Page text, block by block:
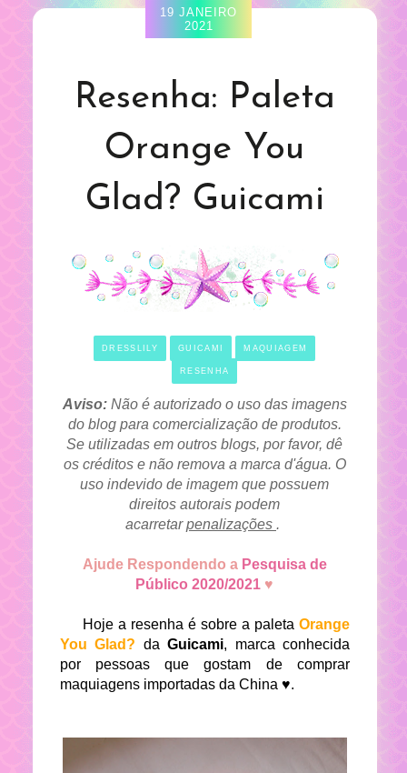
19 JANEIRO
2021
Resenha: Paleta
Orange You
Glad? Guicami
DRESSLILY GUICAMI MAQUIAGEM
RESENHA
Aviso: Não é autorizado o uso das imagens
do blog para comercialização de produtos.
Se utilizadas em outros blogs, por favor, dê
os créditos e não remova a marca d'água. O
uso indevido de imagem que possuem
direitos autorais podem
acarretarpenalizações .
Ajude Respondendo aPesquisa de
Público 2020/2021 ♥
Hoje a resenha é sobre a paleta Orange
You Glad? da Guicami, marca conhecida
por pessoas que gostam de comprar
maquiagens importadas da China ♥.